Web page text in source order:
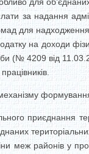
за надання
для
на доходи
(№ 4209 від
приєднання
меж районів у